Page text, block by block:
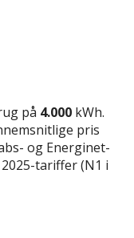
på 4.000 kWh.
pris
og Energinet-
tariffer (N1 i